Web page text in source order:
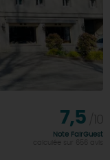
7,5
Note FairGuest